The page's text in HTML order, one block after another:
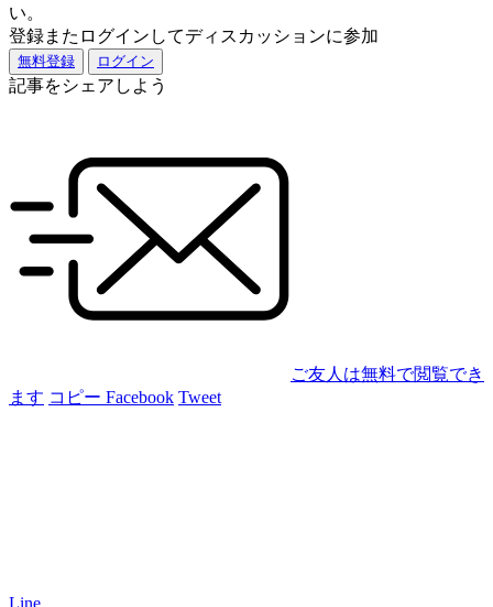
い。
登録またログインしてディスカッションに参加
無料登録 ログイン
記事をシェアしよう
ご友人は無料で閲覧でき
ます コピー Facebook Tweet